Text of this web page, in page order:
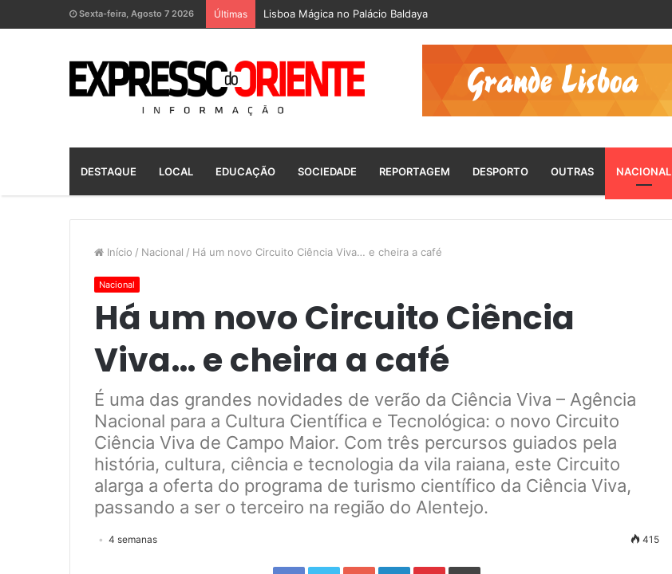
Sexta-feira, Agosto 7 2026 Últimas Lisboa Mágica no Palácio Baldaya
DESTAQUE LOCAL EDUCAÇÃO SOCIEDADE REPORTAGEM DESPORTO OUTRAS NACIONAL
Início / Nacional / Há um novo Circuito Ciência Viva… e cheira a café
Nacional
Há um novo Circuito Ciência
Viva… e cheira a café
É uma das grandes novidades de verão da Ciência Viva – Agência
Nacional para a Cultura Científica e Tecnológica: o novo Circuito
Ciência Viva de Campo Maior. Com três percursos guiados pela
história, cultura, ciência e tecnologia da vila raiana, este Circuito
alarga a oferta do programa de turismo científico da Ciência Viva,
passando a ser o terceiro na região do Alentejo.
4 semanas 415
Facebook Twitter Google+ LinkedIn Pinterest